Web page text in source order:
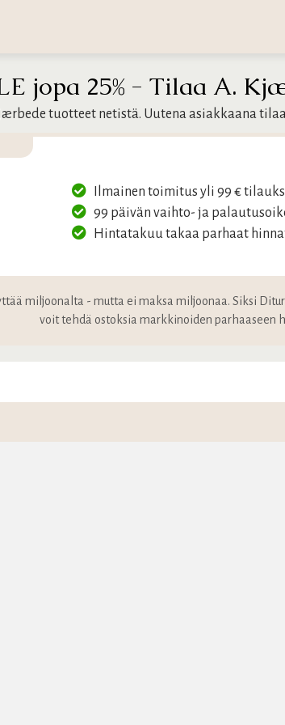
jopa 25% - Tilaa A.
tuotteet netistä. Uutena asiakkaana
Ilmainen toimitus yli 99 €
99 päivän vaihto- ja
Hintatakuu takaa parhaat
miljoonalta - mutta ei maksa miljoonaa. Siksi
voit tehdä ostoksia markkinoiden parhaaseen